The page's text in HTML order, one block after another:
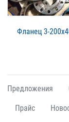
Фланец 3-
Предложения
Прайс